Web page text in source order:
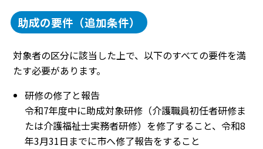
助成の要件（追加条件）
対象者の区分に該当した上で、以下のすべての要件を満
たす必要があります。
研修の修了と報告
令和7年度中に助成対象研修（介護職員初任者研修ま
たは介護福祉士実務者研修）を修了すること、令和8
年3月31日までに市へ修了報告をすること